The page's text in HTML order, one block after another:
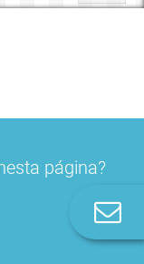
página?